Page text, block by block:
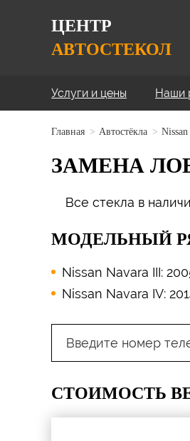
ЦЕНТР
АВТОСТЕКОЛ
Услуги и цены Наши
Главная Автостёкла Nissan
ЗАМЕНА
Все стекла в
МОДЕЛЬНЫЙ
Nissan Navara III:
Nissan Navara IV:
СТОИМОСТЬ